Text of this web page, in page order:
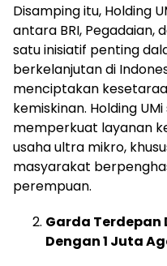
Disamping itu, Holding
antara BRI, Pegadaian,
satu inisiatif penting
berkelanjutan di
menciptakan
kemiskinan. Holding
memperkuat layanan
usaha ultra mikro,
masyarakat
perempuan.
Garda Terdepan
Dengan 1 Juta